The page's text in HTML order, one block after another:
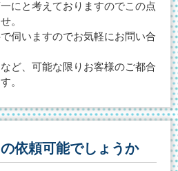
にと考えておりますのでこの点
。
伺いますのでお気軽にお問い合
ど、可能な限りお客様のご都合
。
依頼可能でしょうか